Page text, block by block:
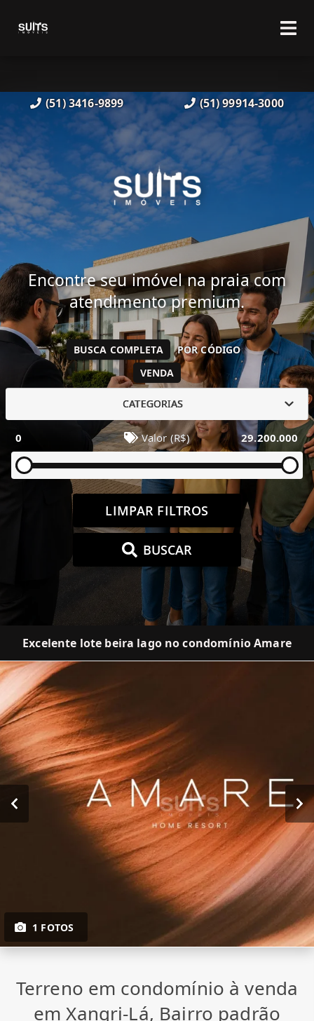
(51) 3416-9899 (51) 99914-3000
Encontre seu imóvel na praia com
atendimento premium.
VENDA
BUSCA COMPLETA POR CÓDIGO
CATEGORIAS
0 Valor (R$) 29.200.000
LIMPAR FILTROS
BUSCAR
Excelente lote beira lago no condomínio Amare
1 FOTOS
Terreno em condomínio à venda
em Xangri-Lá, Bairro padrão